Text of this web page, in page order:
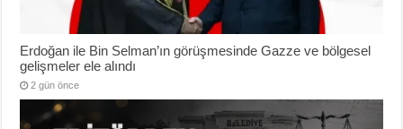
Erdoğan ile Bin Selman’ın görüşmesinde Gazze ve bölgesel
gelişmeler ele alındı
2 gün önce